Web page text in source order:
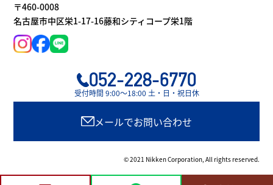
〒460-0008
名古屋市中区栄1-17-16藤和シティコープ栄1階
052-228-6770
受付時間 9:00〜18:00 土・日・祝日休
メールでお問い合わせ
© 2021 Nikken Corporation, All rights reserved.